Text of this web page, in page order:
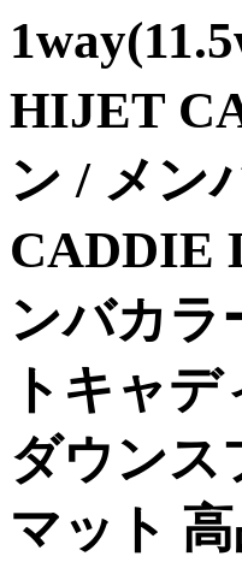
HIJET
ン / メン
CADDIE
ンバカラ
トキャ
ダウンス
マット